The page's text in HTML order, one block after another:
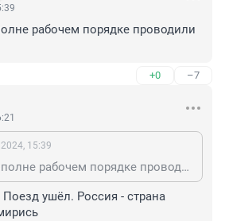
рабочем порядке проводили
+0 –7
15:39
Сколько?)) Во вполне рабочем порядке проводили запуск
ушёл. Россия - страна